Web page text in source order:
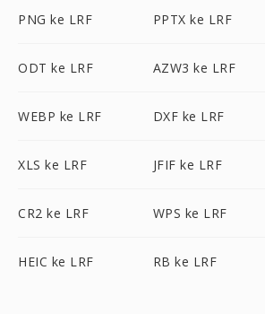
PNG ke LRF PPTX ke LRF
ODT ke LRF AZW3 ke LRF
WEBP ke LRF DXF ke LRF
XLS ke LRF JFIF ke LRF
CR2 ke LRF WPS ke LRF
HEIC ke LRF RB ke LRF